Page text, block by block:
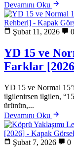
Devamını Oku
Şubat 11, 2026 0
YD 15 ve
Farklar
YD 15 ve Normal
ilgilenirsen ilgilen,
ürünün,...
Devamını Oku
Şubat 7, 2026 0